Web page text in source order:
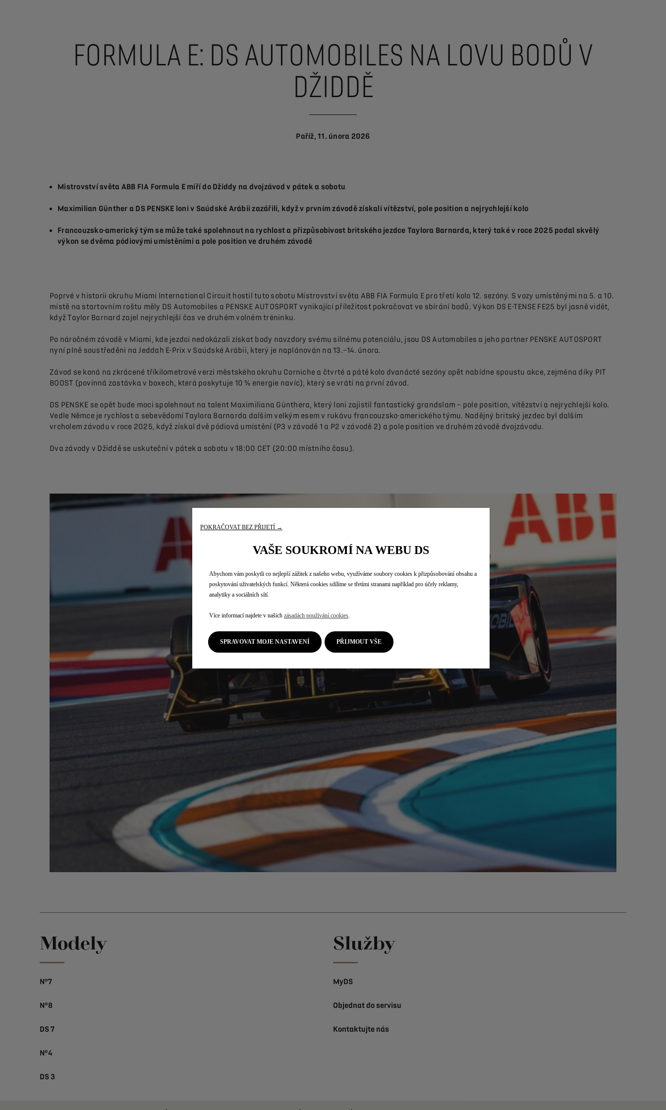
FORMULA E: DS AUTOMOBILES NA LOVU BODŮ V
DŽIDDĚ
Paříž, 11. února 2026
Mistrovství světa ABB FIA Formula E míří do Džiddy na dvojzávod v pátek a sobotu
Maximilian Günther a DS PENSKE loni v Saúdské Arábii zazářili, když v prvním závodě získali vítězství, pole position a nejrychlejší kolo
Francouzsko-americký tým se může také spolehnout na rychlost a přizpůsobivost britského jezdce Taylora Barnarda, který také v roce 2025 podal skvělý
výkon se dvěma pódiovými umístěními a pole position ve druhém závodě
Poprvé v historii okruhu Miami International Circuit hostil tuto sobotu Mistrovství světa ABB FIA Formula E pro třetí kolo 12. sezóny. S vozy umístěnými na 5. a 10.
místě na startovním roštu měly DS Automobiles a PENSKE AUTOSPORT vynikající příležitost pokračovat ve sbírání bodů. Výkon DS E-TENSE FE25 byl jasně vidět,
když Taylor Barnard zajel nejrychlejší čas ve druhém volném tréninku.
Po náročném závodě v Miami, kde jezdci nedokázali získat body navzdory svému silnému potenciálu, jsou DS Automobiles a jeho partner PENSKE AUTOSPORT
nyní plně soustředěni na Jeddah E-Prix v Saúdské Arábii, který je naplánován na 13.–14. února.
Závod se koná na zkrácené tříkilometrové verzi městského okruhu Corniche a čtvrté a páté kolo dvanácté sezóny opět nabídne spoustu akce, zejména díky PIT
BOOST (povinná zastávka v boxech, která poskytuje 10 % energie navíc), který se vrátí na první závod.
DS PENSKE se opět bude moci spolehnout na talent Maximiliana Günthera, který loni zajistil fantastický grandslam – pole position, vítězství a nejrychlejší kolo.
Vedle Němce je rychlost a sebevědomí Taylora Barnarda dalším velkým esem v rukávu francouzsko-amerického týmu. Nadějný britský jezdec byl dalším
vrcholem závodu v roce 2025, když získal dvě pódiová umístění (P3 v závodě 1 a P2 v závodě 2) a pole position ve druhém závodě dvojzávodu.
Dva závody v Džiddě se uskuteční v pátek a sobotu v 18:00 CET (20:00 místního času).
Modely
N°7
N°8
DS 7
N°4
DS 3
Služby
MyDS
Objednat do servisu
Kontaktujte nás
POKRAČOVAT BEZ PŘIJETÍ →
VAŠE SOUKROMÍ NA WEBU DS
Abychom vám poskytli co nejlepší zážitek z našeho webu, využíváme soubory cookies k přizpůsobování obsahu a
poskytování uživatelských funkcí. Některá cookies sdílíme se třetími stranami například pro účely reklamy,
analytiky a sociálních sítí.
Více informací najdete v našich zásadách používání cookies.
SPRAVOVAT MOJE NASTAVENÍ PŘIJMOUT VŠE